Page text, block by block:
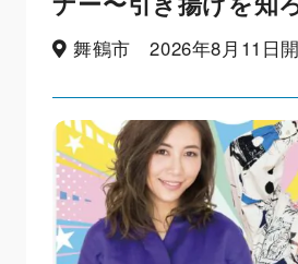
舞鶴市 2026年8月11日